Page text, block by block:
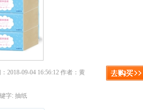
2018-09-04 16:56:12 作者：黄
字: 抽纸